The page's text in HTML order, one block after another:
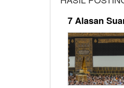
7 Alasan